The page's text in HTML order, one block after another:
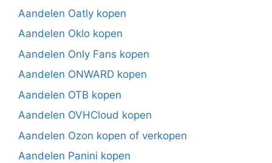
Aandelen Oatly kopen
Aandelen Oklo kopen
Aandelen Only Fans kopen
Aandelen ONWARD kopen
Aandelen OTB kopen
Aandelen OVHCloud kopen
Aandelen Ozon kopen of verkopen
Aandelen Panini kopen